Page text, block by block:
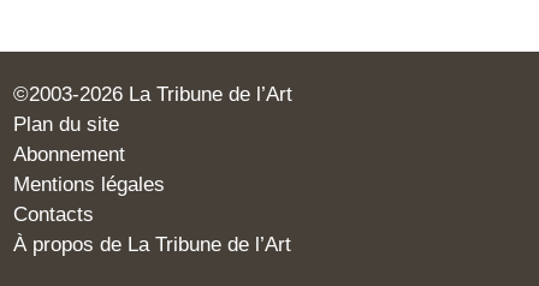
©2003-2026 La Tribune de l’Art
Plan du site
Abonnement
Mentions légales
Contacts
À propos de La Tribune de l’Art